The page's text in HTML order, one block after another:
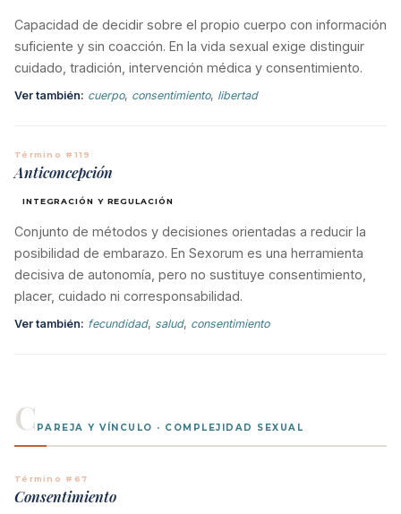
Capacidad de decidir sobre el propio cuerpo con información
suficiente y sin coacción. En la vida sexual exige distinguir
cuidado, tradición, intervención médica y consentimiento.
Ver también: cuerpo, consentimiento, libertad
Término #119
Anticoncepción
INTEGRACIÓN Y REGULACIÓN
Conjunto de métodos y decisiones orientadas a reducir la
posibilidad de embarazo. En Sexorum es una herramienta
decisiva de autonomía, pero no sustituye consentimiento,
placer, cuidado ni corresponsabilidad.
Ver también: fecundidad, salud, consentimiento
C PAREJA Y VÍNCULO · COMPLEJIDAD SEXUAL
Término #67
Consentimiento